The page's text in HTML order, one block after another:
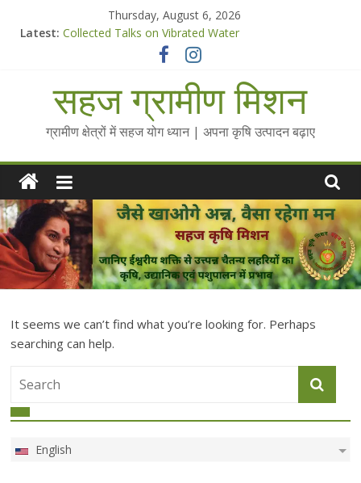
Thursday, August 6, 2026
Latest: Collected Talks on Vibrated Water
सहज कृषि प्रचार-प्रसार किट
Standee Designs @ 2025 for Sahaj Krishi Promotions
Chalo Gaon Ki Or Abhiyaan - 2025-26
सहज ग्रामीण मिशन
ग्रामीण क्षेत्रों में सहज योग ध्यान | अपना कृषि उत्पादन बढ़ाए
It seems we can’t find what you’re looking for. Perhaps
searching can help.
English